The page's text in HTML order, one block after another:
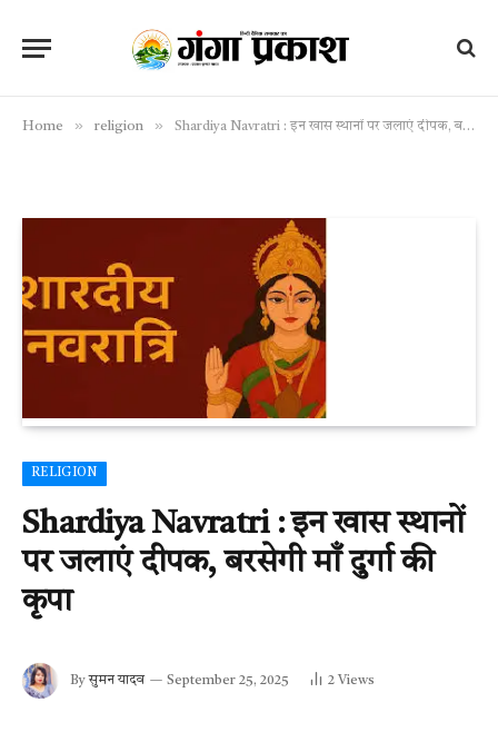
Home » religion » Shardiya Navratri : इन खास स्थानों पर जलाएं दीपक, बरसेगी माँ दुर्गा की कृपा
RELIGION
Shardiya Navratri : इन खास स्थानों
पर जलाएं दीपक, बरसेगी माँ दुर्गा की
कृपा
By सुमन यादव September 25, 2025 2 Views